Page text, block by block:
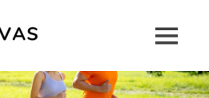
Boulevard
MENU